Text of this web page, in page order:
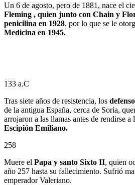
Un 6 de agosto, pero de 1881, nace el
Fleming , quien junto con Chain y
penicilina en 1928, por lo que se le
Medicina en 1945.
133 a.C
Tras siete años de resistencia, los
de la antigua España, cerca de Soria,
arrojaron a las llamas antes de rendirse
Escipión Emiliano.
258
Muere el Papa y santo Sixto II, quien
año 257 hasta su fallecimiento. Sufrió
emperador Valeriano.